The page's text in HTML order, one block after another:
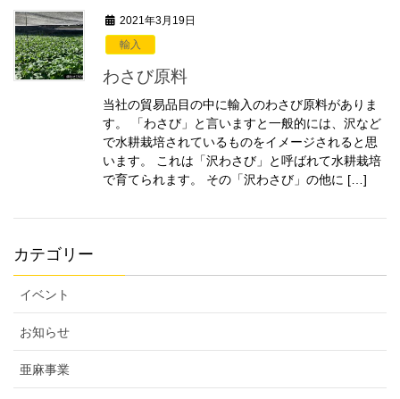
2021年3月19日
輸入
わさび原料
当社の貿易品目の中に輸入のわさび原料がありま
す。 「わさび」と言いますと一般的には、沢など
で水耕栽培されているものをイメージされると思
います。 これは「沢わさび」と呼ばれて水耕栽培
で育てられます。 その「沢わさび」の他に […]
カテゴリー
イベント
お知らせ
亜麻事業